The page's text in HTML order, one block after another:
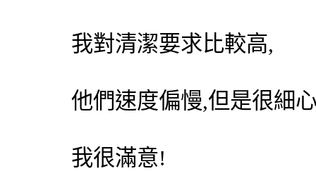
我對清潔要求比較高,
他們速度偏慢,但是很細
我很滿意!